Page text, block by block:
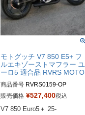
モトグッチ V7 850 E5+ フ
ルエキゾーストマフラー ユ
ーロ5 適合品 RVRS MOTO
商品番号 RVRS0159-OP
RVRS0157：クローム
RVRS0161：ブラッシュ
販売価格 ¥527,400税込
V7 850 Euro5＋ 25-